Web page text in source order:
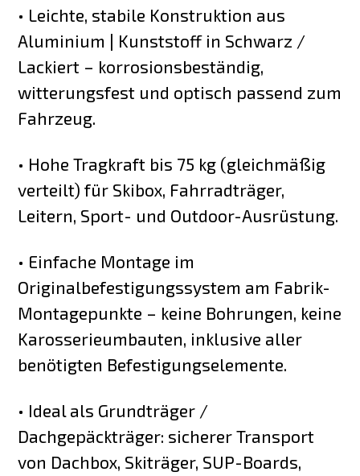
• Leichte, stabile Konstruktion aus
Aluminium | Kunststoff in Schwarz /
Lackiert – korrosionsbeständig,
witterungsfest und optisch passend zum
Fahrzeug.
• Hohe Tragkraft bis 75 kg (gleichmäßig
verteilt) für Skibox, Fahrradträger,
Leitern, Sport- und Outdoor-Ausrüstung.
• Einfache Montage im
Originalbefestigungssystem am Fabrik-
Montagepunkte – keine Bohrungen, keine
Karosserieumbauten, inklusive aller
benötigten Befestigungselemente.
• Ideal als Grundträger /
Dachgepäckträger: sicherer Transport
von Dachbox, Skiträger, SUP-Boards,